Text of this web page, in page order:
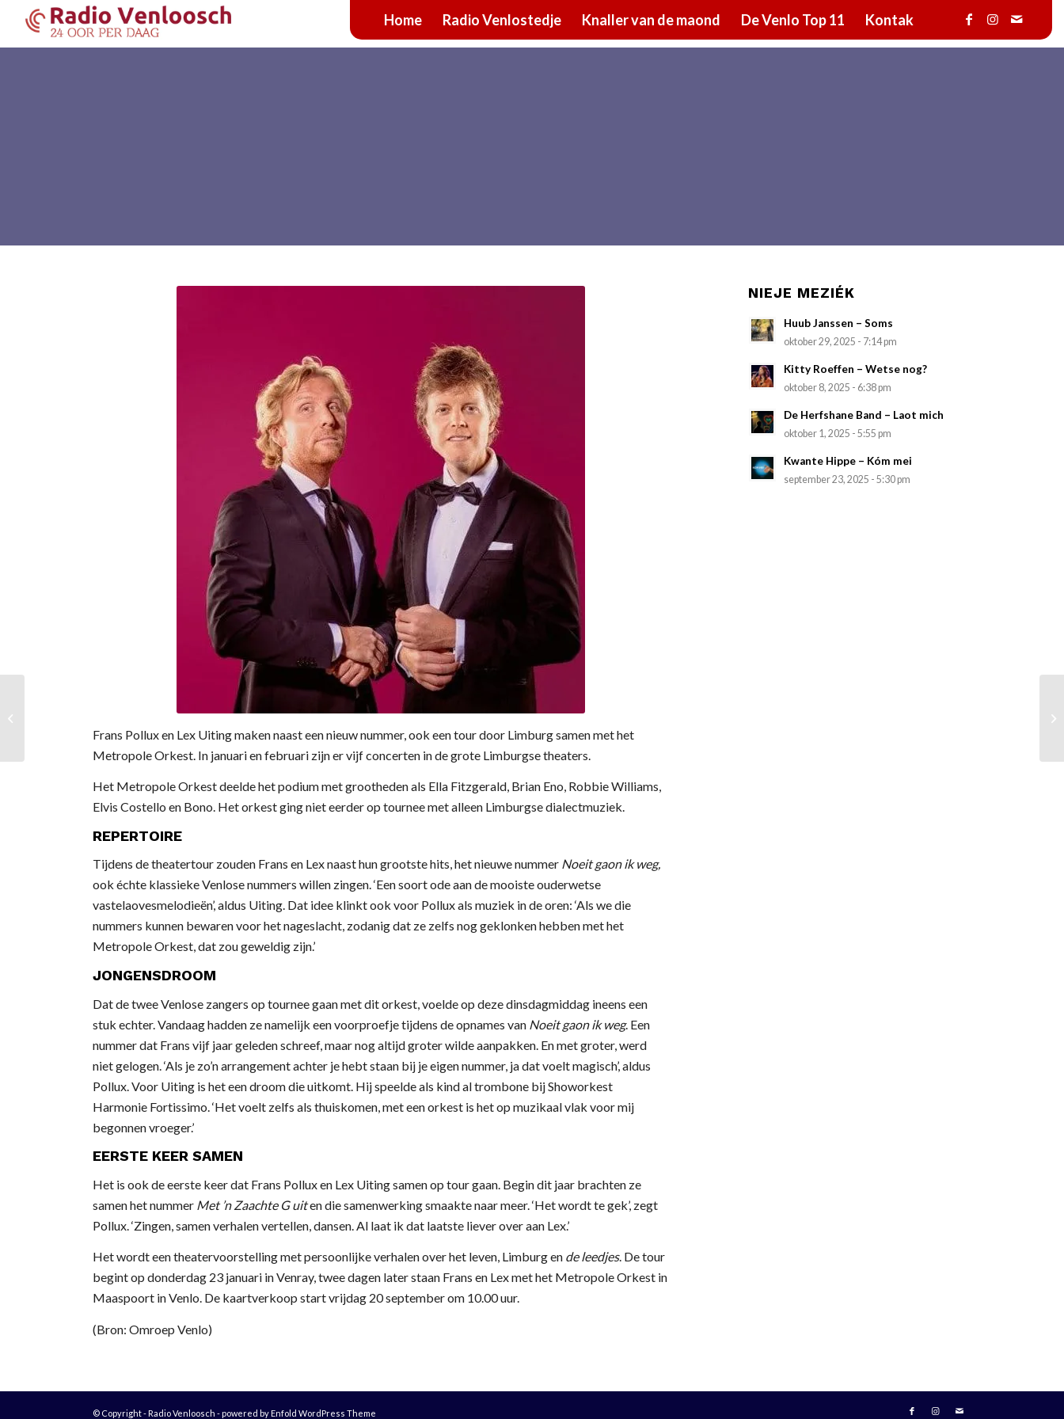
Home Radio Venlostedje Knaller van de maond De Venlo Top 11 Kontak
Frans Pollux en Lex Uiting maken naast een nieuw nummer, ook een tour door Limburg samen met het
Metropole Orkest. In januari en februari zijn er vijf concerten in de grote Limburgse theaters.
Het Metropole Orkest deelde het podium met grootheden als Ella Fitzgerald, Brian Eno, Robbie Williams,
Elvis Costello en Bono. Het orkest ging niet eerder op tournee met alleen Limburgse dialectmuziek.
REPERTOIRE
Tijdens de theatertour zouden Frans en Lex naast hun grootste hits, het nieuwe nummer Noeit gaon ik weg,
ook échte klassieke Venlose nummers willen zingen. ‘Een soort ode aan de mooiste ouderwetse
vastelaovesmelodieën’, aldus Uiting. Dat idee klinkt ook voor Pollux als muziek in de oren: ‘Als we die
nummers kunnen bewaren voor het nageslacht, zodanig dat ze zelfs nog geklonken hebben met het
Metropole Orkest, dat zou geweldig zijn.’
JONGENSDROOM
Dat de twee Venlose zangers op tournee gaan met dit orkest, voelde op deze dinsdagmiddag ineens een
stuk echter. Vandaag hadden ze namelijk een voorproefje tijdens de opnames van Noeit gaon ik weg. Een
nummer dat Frans vijf jaar geleden schreef, maar nog altijd groter wilde aanpakken. En met groter, werd
niet gelogen. ‘Als je zo’n arrangement achter je hebt staan bij je eigen nummer, ja dat voelt magisch’, aldus
Pollux. Voor Uiting is het een droom die uitkomt. Hij speelde als kind al trombone bij Showorkest
Harmonie Fortissimo. ‘Het voelt zelfs als thuiskomen, met een orkest is het op muzikaal vlak voor mij
begonnen vroeger.’
EERSTE KEER SAMEN
Het is ook de eerste keer dat Frans Pollux en Lex Uiting samen op tour gaan. Begin dit jaar brachten ze
samen het nummer Met ’n Zaachte G uiten die samenwerking smaakte naar meer. ‘Het wordt te gek’, zegt
Pollux. ‘Zingen, samen verhalen vertellen, dansen. Al laat ik dat laatste liever over aan Lex.’
Het wordt een theatervoorstelling met persoonlijke verhalen over het leven, Limburg en de leedjes. De tour
begint op donderdag 23 januari in Venray, twee dagen later staan Frans en Lex met het Metropole Orkest in
Maaspoort in Venlo. De kaartverkoop start vrijdag 20 september om 10.00 uur.
(Bron: Omroep Venlo)
NIEJE MEZIÉK
Huub Janssen – Soms
oktober 29, 2025 - 7:14 pm
Kitty Roeffen – Wetse nog?
oktober 8, 2025 - 6:38 pm
De Herfshane Band – Laot mich
oktober 1, 2025 - 5:55 pm
Kwante Hippe – Kóm mei
september 23, 2025 - 5:30 pm
© Copyright - Radio Venloosch - powered by Enfold WordPress Theme